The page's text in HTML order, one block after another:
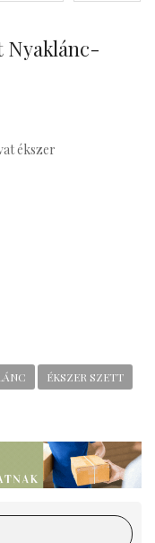
Nyaklánc-
ékszer
ÉKSZER SZETT